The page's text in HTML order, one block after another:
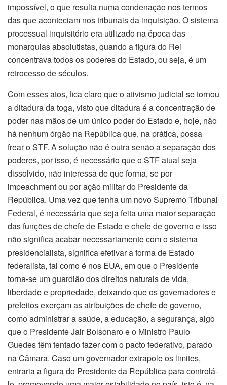
impossível, o que resulta numa condenação nos termos
das que aconteciam nos tribunais da inquisição. O sistema
processual inquisitório era utilizado na época das
monarquias absolutistas, quando a figura do Rei
concentrava todos os poderes do Estado, ou seja, é um
retrocesso de séculos.
Com esses atos, fica claro que o ativismo judicial se tornou
a ditadura da toga, visto que ditadura é a concentração de
poder nas mãos de um único poder do Estado e, hoje, não
há nenhum órgão na República que, na prática, possa
frear o STF. A solução não é outra senão a separação dos
poderes, por isso, é necessário que o STF atual seja
dissolvido, não interessa de que forma, se por
impeachment ou por ação militar do Presidente da
República. Uma vez que tenha um novo Supremo Tribunal
Federal, é necessária que seja feita uma maior separação
das funções de chefe de Estado e chefe de governo e isso
não significa acabar necessariamente com o sistema
presidencialista, significa efetivar a forma de Estado
federalista, tal como é nos EUA, em que o Presidente
torna-se um guardião dos direitos naturais de vida,
liberdade e propriedade, deixando que os governadores e
prefeitos exerçam as atribuições de chefe de governo,
como administrar a saúde, a educação, a segurança, algo
que o Presidente Jair Bolsonaro e o Ministro Paulo
Guedes têm tentado fazer com o pacto federativo, parado
na Câmara. Caso um governador extrapole os limites,
entraria a figura do Presidente da República para controlá-